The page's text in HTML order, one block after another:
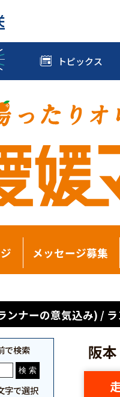
トピックス
メッセージ募集
ンナーの意気込み) /
で検索
字で選択
阪